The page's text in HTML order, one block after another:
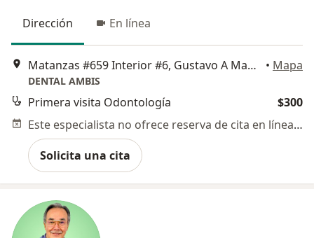
Dirección En línea
Matanzas #659 Interior #6, Gustavo A Madero • Mapa
DENTAL AMBIS
Primera visita Odontología
$300
Este especialista no ofrece reserva de cita en línea en esta dirección.
Solicita una cita